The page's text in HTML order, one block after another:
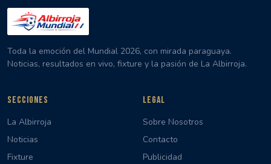
Toda la emoción del Mundial 2026, con mirada paraguaya.
Noticias, resultados en vivo, fixture y la pasión de La Albirroja.
SECCIONES
La Albirroja
Noticias
Fixture
LEGAL
Sobre Nosotros
Contacto
Publicidad